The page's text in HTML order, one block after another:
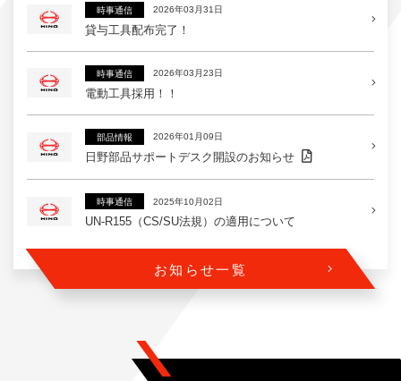
時事通信 2026年03月31日
貸与工具配布完了！
時事通信 2026年03月23日
電動工具採用！！
部品情報 2026年01月09日
日野部品サポートデスク開設のお知らせ
時事通信 2025年10月02日
UN-R155（CS/SU法規）の適用について
お知らせ一覧